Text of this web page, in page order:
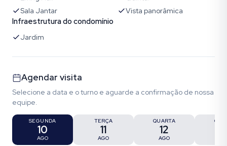
Sala Jantar
Vista panorâmica
Infraestrutura do condomínio
Jardim
Agendar visita
Selecione a data e o turno e aguarde a confirmação de nossa
equipe.
SEGUNDA
10
AGO
TERÇA
11
AGO
QUARTA
12
AGO